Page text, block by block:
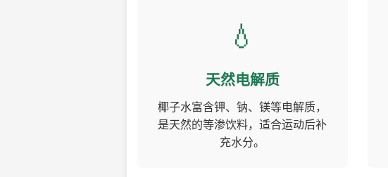
💧
天然电解质
椰子水富含钾、钠、镁等电解质，
是天然的等渗饮料，适合运动后补
充水分。